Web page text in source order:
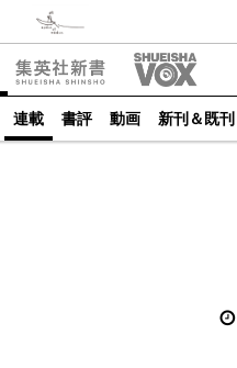
連載 書評 動画 新刊＆既刊